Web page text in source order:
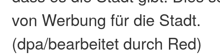
von Werbung für die Stadt.
(dpa/bearbeitet durch Red)